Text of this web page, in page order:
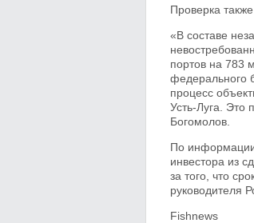
Проверка
«В составе
портов на 783
федерального
процесс
Усть-Луга. Это
Богомолов.
По
инвестора из
за того, что
руководителя
Fishnews